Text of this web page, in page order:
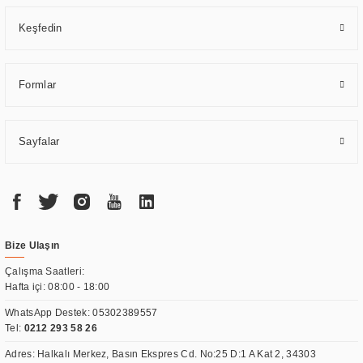
Keşfedin
Formlar
Sayfalar
Bize Ulaşın
Çalışma Saatleri:
Hafta içi: 08:00 - 18:00
WhatsApp Destek:05302389557
Tel: 0212 293 58 26
Adres: Halkalı Merkez, Basın Ekspres Cd. No:25 D:1 A Kat 2, 34303